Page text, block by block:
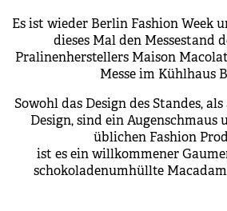
Es ist wieder Berlin Fashion Week
dieses Mal den Messestand
Pralinenherstellers Maison
Messe im Kühlhaus
Sowohl das Design des Standes,
Design, sind ein Augenschmaus
üblichen Fashion
ist es ein willkommener
schokoladenumhüllte